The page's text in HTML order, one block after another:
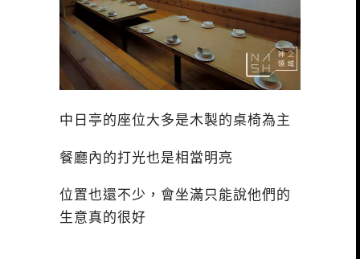
中日亭的座位大多是木製的桌椅為主
餐廳內的打光也是相當明亮
位置也還不少，會坐滿只能說他們的
生意真的很好